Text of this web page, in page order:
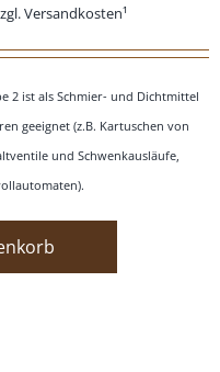
Versandkosten¹
2 ist als Schmier- und Dichtmittel
geeignet (z.B. Kartuschen von
und Schwenkausläufe,